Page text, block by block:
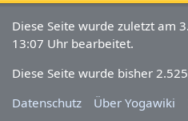
Diese Seite wurde zuletzt am
13:07 Uhr bearbeitet.
Diese Seite wurde bisher
Datenschutz
Über Yogawiki